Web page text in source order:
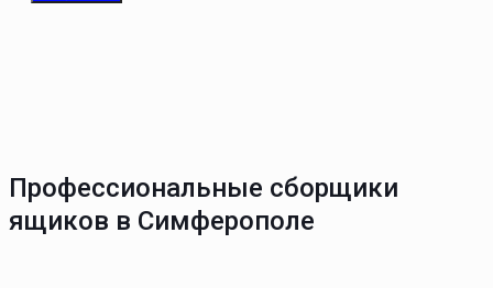
Профессиональные сборщики
ящиков в Симферополе